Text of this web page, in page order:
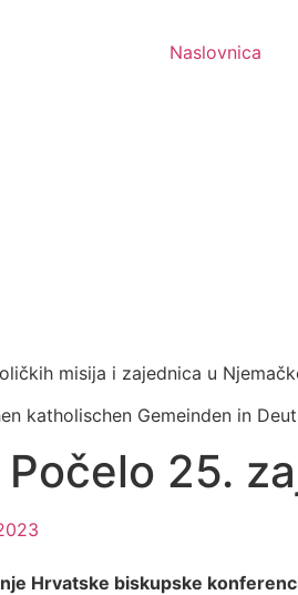
Naslovnica
misija i zajednica u
katholischen Gemeinden in
25.
Hrvatske biskupske